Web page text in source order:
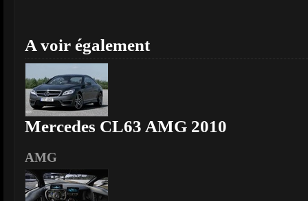
A voir également
Mercedes CL63 AMG 2010
AMG